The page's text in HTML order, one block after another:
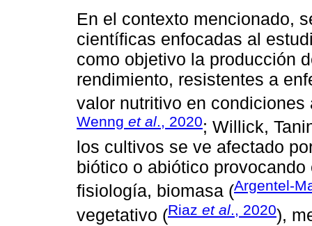
En el contexto mencionado,
científicas enfocadas al
como objetivo la producción
rendimiento, resistentes a
valor nutritivo en condiciones
Wenng et al., 2020; Willick,
los cultivos se ve afectado
biótico o abiótico
fisiología, biomasa (Argentel-
vegetativo (Riaz et al., 2020),